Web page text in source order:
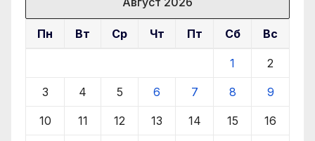
Пн Вт Ср Чт Пт Сб Вс
1 2
3 4 5 6 7 8 9
10 11 12 13 14 15 16